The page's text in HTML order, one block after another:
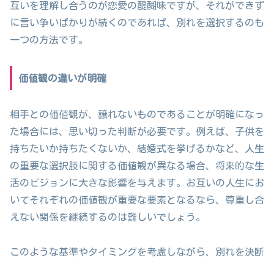
互いを理解し合うのが恋愛の醍醐味ですが、それができず
に言い争いばかりが続くのであれば、別れを選択するのも
一つの方法です。
価値観の違いが明確
相手との価値観が、譲れないものであることが明確になっ
た場合には、思い切った判断が必要です。例えば、子供を
持ちたいか持ちたくないか、結婚式を挙げるかなど、人生
の重要な選択肢に関する価値観が異なる場合、将来的な生
活のビジョンに大きな影響を与えます。お互いの人生にお
いてそれぞれの価値観が重要な要素となるなら、尊重し合
えない関係を継続するのは難しいでしょう。
このような基準やタイミングを考慮しながら、別れを決断